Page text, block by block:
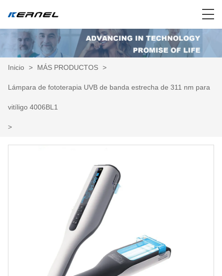
Inicio > MÁS PRODUCTOS >
Lámpara de fototerapia UVB de banda estrecha de 311 nm para
vitíligo 4006BL1
>